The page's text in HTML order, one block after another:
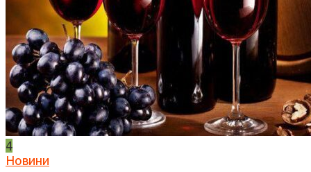
4
Новини